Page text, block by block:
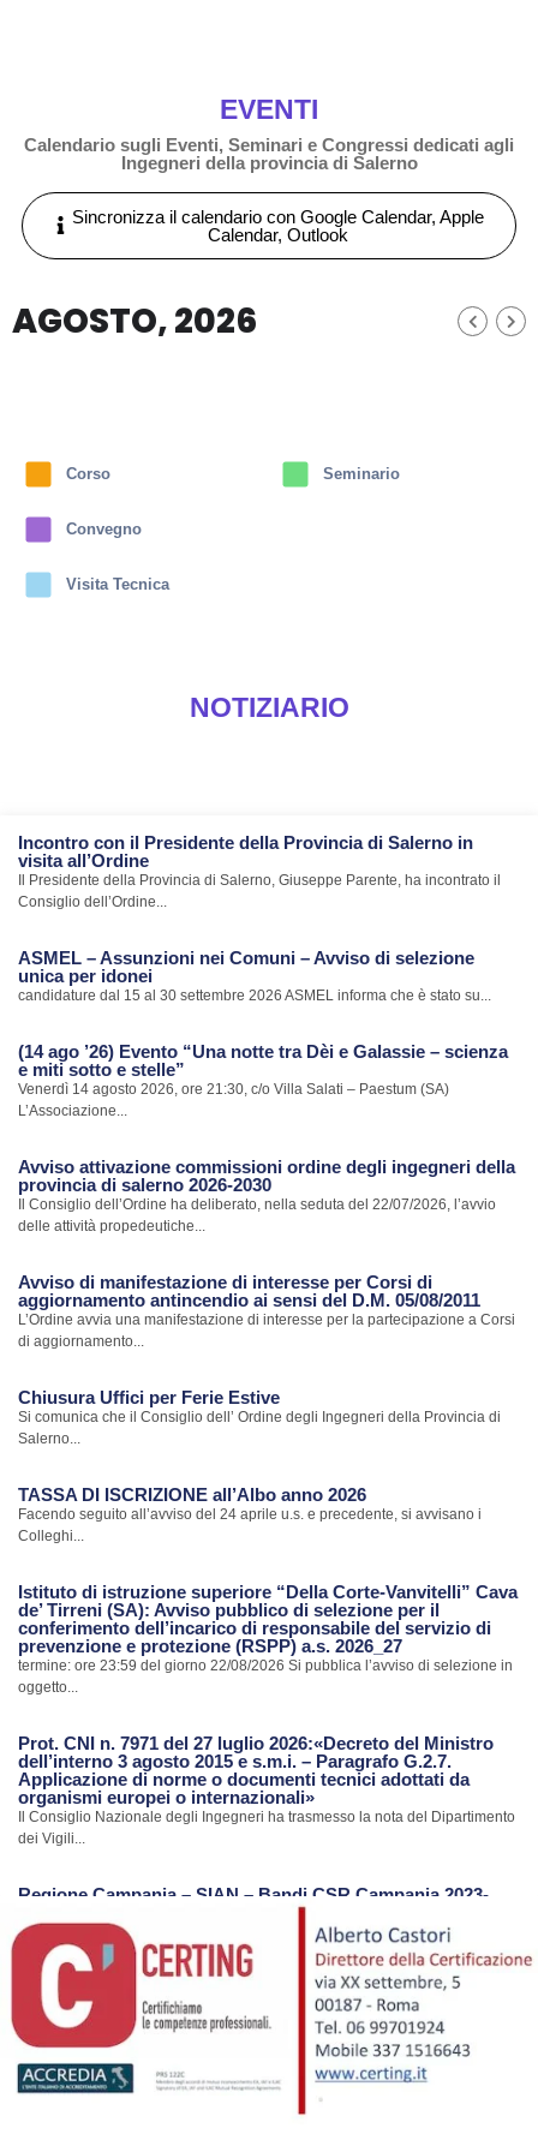
EVENTI
Calendario sugli Eventi, Seminari e Congressi dedicati agli
Ingegneri della provincia di Salerno
Sincronizza il calendario con Google Calendar, Apple
Calendar, Outlook
AGOSTO, 2026
Corso Seminario
Convegno
Visita Tecnica
NOTIZIARIO
Incontro con il Presidente della Provincia di Salerno in
visita all’Ordine
Il Presidente della Provincia di Salerno, Giuseppe Parente, ha incontrato il
Consiglio dell’Ordine...
ASMEL – Assunzioni nei Comuni – Avviso di selezione
unica per idonei
candidature dal 15 al 30 settembre 2026 ASMEL informa che è stato su...
(14 ago ’26) Evento “Una notte tra Dèi e Galassie – scienza
e miti sotto e stelle”
Venerdì 14 agosto 2026, ore 21:30, c/o Villa Salati – Paestum (SA)
L’Associazione...
Avviso attivazione commissioni ordine degli ingegneri della
provincia di salerno 2026-2030
Il Consiglio dell’Ordine ha deliberato, nella seduta del 22/07/2026, l’avvio
delle attività propedeutiche...
Avviso di manifestazione di interesse per Corsi di
aggiornamento antincendio ai sensi del D.M. 05/08/2011
L’Ordine avvia una manifestazione di interesse per la partecipazione a Corsi
di aggiornamento...
Chiusura Uffici per Ferie Estive
Si comunica che il Consiglio dell’ Ordine degli Ingegneri della Provincia di
Salerno...
TASSA DI ISCRIZIONE all’Albo anno 2026
Facendo seguito all’avviso del 24 aprile u.s. e precedente, si avvisano i
Colleghi...
Istituto di istruzione superiore “Della Corte-Vanvitelli” Cava
de’ Tirreni (SA): Avviso pubblico di selezione per il
conferimento dell’incarico di responsabile del servizio di
prevenzione e protezione (RSPP) a.s. 2026_27
termine: ore 23:59 del giorno 22/08/2026 Si pubblica l’avviso di selezione in
oggetto...
Prot. CNI n. 7971 del 27 luglio 2026:«Decreto del Ministro
dell’interno 3 agosto 2015 e s.m.i. – Paragrafo G.2.7.
Applicazione di norme o documenti tecnici adottati da
organismi europei o internazionali»
Il Consiglio Nazionale degli Ingegneri ha trasmesso la nota del Dipartimento
dei Vigili...
Regione Campania – SIAN – Bandi CSR Campania 2023-
La Regione Campania con riferimento al Portale SIAN ha trasmesso una
nota con...
Avvio procedimento di revisione Albo CTU e Periti del
Tribunale di Nola
Con nota Prot. n.7385 del 24.07.2026 il Tribunale di Nola ha comunicato
l’avvio...